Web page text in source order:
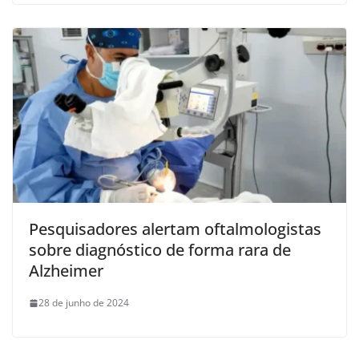
Pesquisadores alertam oftalmologistas
sobre diagnóstico de forma rara de
Alzheimer
28 de junho de 2024